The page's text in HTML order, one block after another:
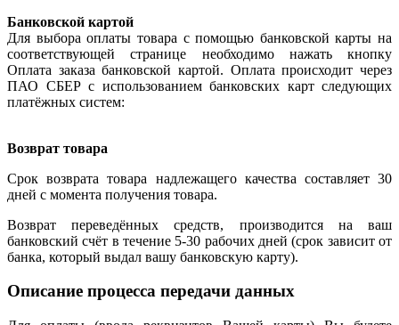
Банковской картой
Для выбора оплаты товара с помощью банковской карты на
соответствующей странице необходимо нажать кнопку
Оплата заказа банковской картой. Оплата происходит через
ПАО СБЕР с использованием банковских карт следующих
платёжных систем:
Возврат товара
Срок возврата товара надлежащего качества составляет 30
дней с момента получения товара.
Возврат переведённых средств, производится на ваш
банковский счёт в течение 5-30 рабочих дней (срок зависит от
банка, который выдал вашу банковскую карту).
Описание процесса передачи данных